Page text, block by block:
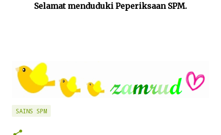
Selamat menduduki Peperiksaan SPM.
SAINS SPM